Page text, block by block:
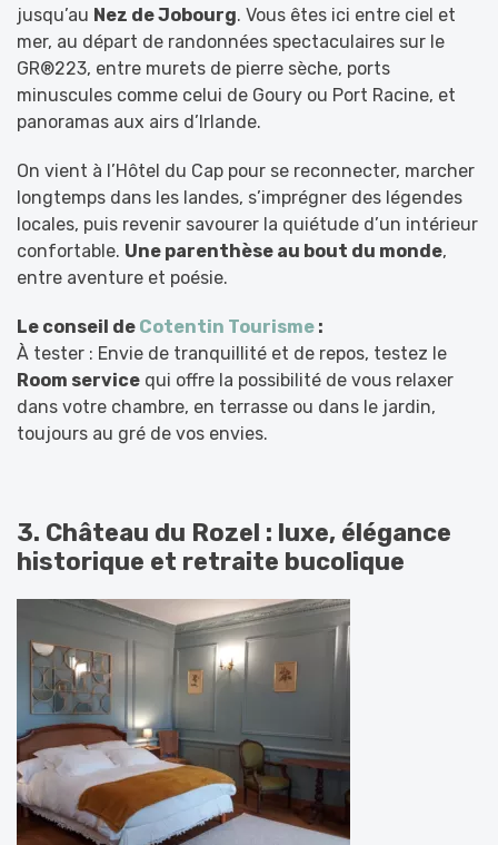
jusqu’au Nez de Jobourg. Vous êtes ici entre ciel et
mer, au départ de randonnées spectaculaires sur le
GR®223, entre murets de pierre sèche, ports
minuscules comme celui de Goury ou Port Racine, et
panoramas aux airs d’Irlande.
On vient à l’Hôtel du Cap pour se reconnecter, marcher
longtemps dans les landes, s’imprégner des légendes
locales, puis revenir savourer la quiétude d’un intérieur
confortable. Une parenthèse au bout du monde,
entre aventure et poésie.
Le conseil de Cotentin Tourisme :
À tester : Envie de tranquillité et de repos, testez le
Room service qui offre la possibilité de vous relaxer
dans votre chambre, en terrasse ou dans le jardin,
toujours au gré de vos envies.
3. Château du Rozel : luxe, élégance
historique et retraite bucolique